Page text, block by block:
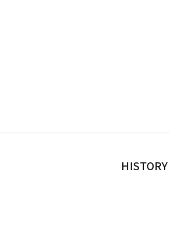
HISTORY